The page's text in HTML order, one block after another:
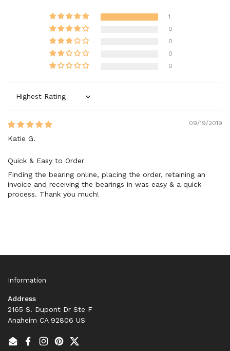
1
0
0
0
0
Sort by
09/19/2019
Katie G.
Quick & Easy to Order
Finding the bearing online, placing the order, retaining an
invoice and receiving the bearings in was easy & a quick
process. Thank you much!
Information
Address
2165 S. Dupont Dr Ste F
Anaheim CA 92806 US
EmailFacebook
Instagram
PinterestTwitter